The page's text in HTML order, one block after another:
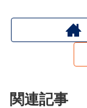
関連記事